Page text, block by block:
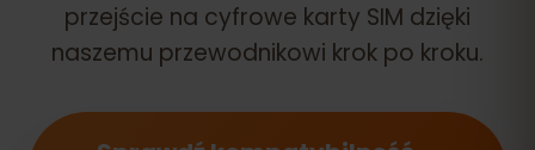
przejście na cyfrowe karty SIM dzięki
naszemu przewodnikowi krok po kroku.